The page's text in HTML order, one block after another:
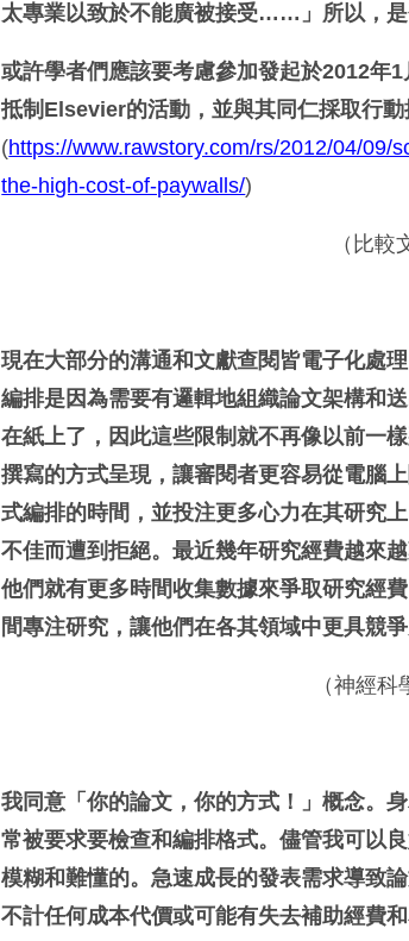
太專業以致於不能廣被接受……」所以，
或許學者們應該要考慮參加發起於2012年
抵制Elsevier的活動，並與其同仁採取行動
(https://www.rawstory.com/rs/2012/04/09/
the-high-cost-of-paywalls/)
（比
現在大部分的溝通和文獻查閱皆電子化處
編排是因為需要有邏輯地組織論文架構和
在紙上了，因此這些限制就不再像以前一
撰寫的方式呈現，讓審閱者更容易從電腦
式編排的時間，並投注更多心力在其研究
不佳而遭到拒絕。最近幾年研究經費越來
他們就有更多時間收集數據來爭取研究經
間專注研究，讓他們在各其領域中更具競爭
（神經
我同意「你的論文，你的方式！」概念。
常被要求要檢查和編排格式。儘管我可以
模糊和難懂的。急速成長的發表需求導致
不計任何成本代價或可能有失去補助經費